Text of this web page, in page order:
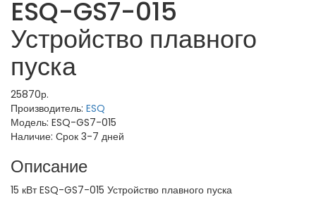
ESQ-GS7-015
Устройство плавного
пуска
25870р.
Производитель: ESQ
Модель: ESQ-GS7-015
Наличие: Срок 3-7 дней
Описание
15 кВт ESQ-GS7-015 Устройство плавного пуска